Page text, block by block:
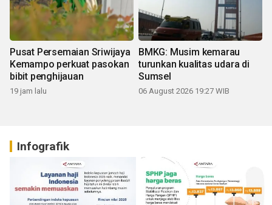
Pusat Persemaian Sriwijaya
Kemampo perkuat pasokan
bibit penghijauan
19 jam lalu
BMKG: Musim kemarau
turunkan kualitas udara di
Sumsel
06 August 2026 19:27 WIB
Infografik